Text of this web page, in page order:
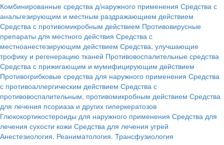
Комбинированные средства д/наружного применения Средства с
анальгезирующим и местным раздражающием действием
Средства с противомикробным действием Противовирусные
препараты для местного действия Средства с
местноанестезирующим действием Средства, улучшающие
трофику и регенерацию тканей Противовоспалительные средства
Средства с прижигающим и мумифицирующим действием
Противогрибковые средства для наружного применения Средства
с противоаллергическим действием Средства с
противовоспалительным, противомикробным действием Средства
для лечения псориаза и других гиперкератозов
Глюкокортикостероиды для наружного применения Средства для
лечения сухости кожи Средства для лечения угрей
Анестезиология. Реаниматология. Трансфузиология